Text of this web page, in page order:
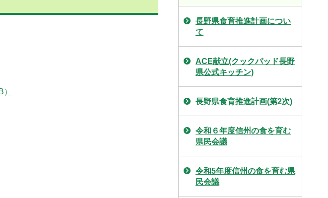
長野県食育推進計画につい
て
ACE献立(クックパッド長野
県公式キッチン)
長野県食育推進計画(第2次)
令和６年度信州の食を育む
県民会議
令和5年度信州の食を育む県
民会議